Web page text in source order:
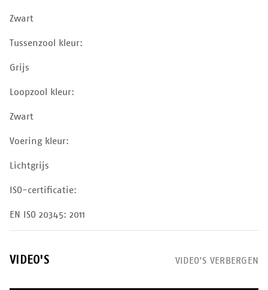
Zwart
Tussenzool kleur:
Grijs
Loopzool kleur:
Zwart
Voering kleur:
Lichtgrijs
ISO-certificatie:
EN ISO 20345: 2011
VIDEO'S VIDEO'S VERBERGEN